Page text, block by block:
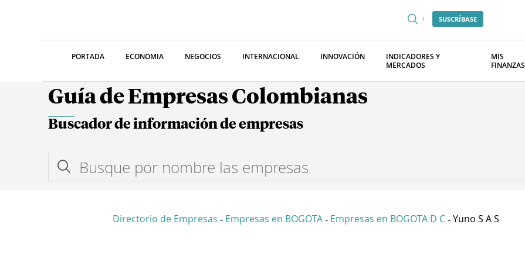
SUSCRÍBASE
PORTADA ECONOMIA NEGOCIOS INTERNACIONAL INNOVACIÓN
INDICADORES Y
MERCADOS
MIS
FINANZAS
Guía de Empresas Colombianas
Buscador de información de empresas
Directorio de Empresas - Empresas en BOGOTA - Empresas en BOGOTA D C - Yuno S A S